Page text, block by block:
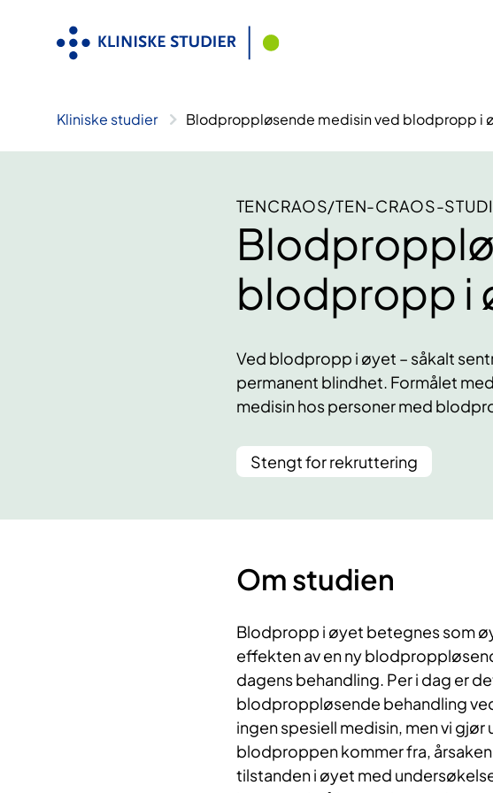
Kliniske studier Blodproppløsende medisin ved blodpropp i
TENCRAOS/TEN-CRAOS-
blodpropp i
Ved blodpropp i øyet – såkalt
permanent blindhet. Formålet
medisin hos personer med
Stengt for rekruttering
Om studien
Blodpropp i øyet betegnes som
effekten av en ny
dagens behandling. Per i dag er
blodproppløsende behandling
ingen spesiell medisin, men vi
blodproppen kommer fra,
tilstanden i øyet med